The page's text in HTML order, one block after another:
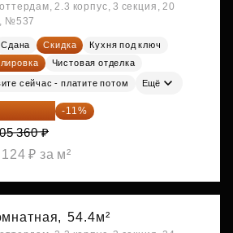
2.3 корпус, 3 секция, 20
№537
Сдана Скидка
Кухня под ключ
Чистовая отделка
сейчас - платите потом Ещё
770 ₽ -11%
360 ₽
₽ за м²
54.4м²